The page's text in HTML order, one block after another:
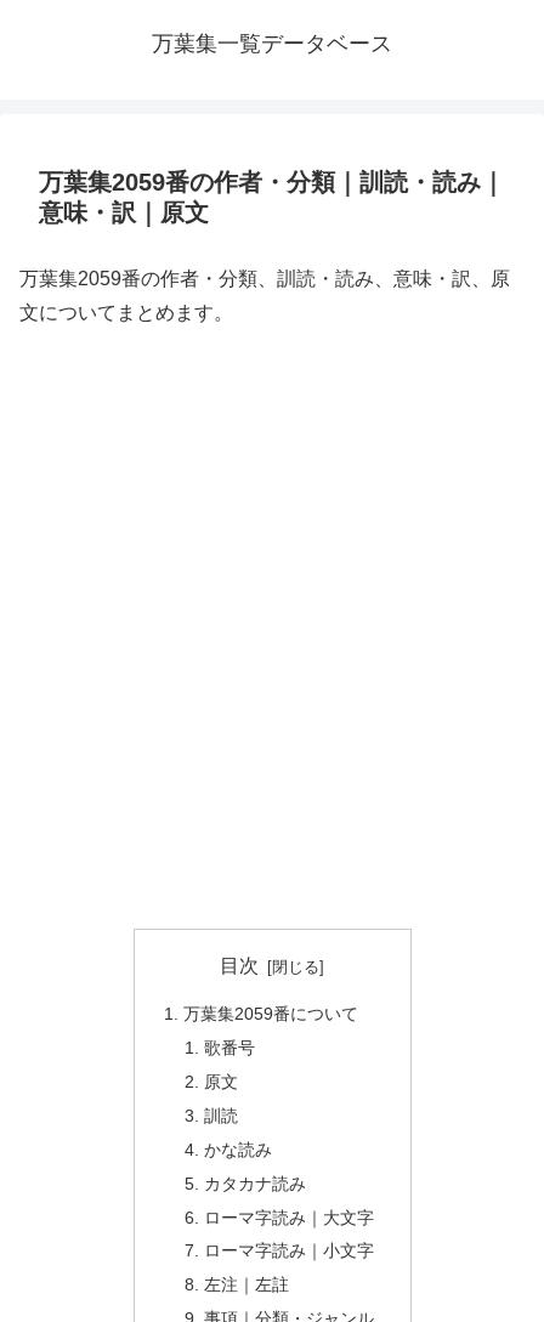
万葉集一覧データベース
万葉集2059番の作者・分類｜訓読・読み｜
意味・訳｜原文
万葉集2059番の作者・分類、訓読・読み、意味・訳、原
文についてまとめます。
目次
万葉集2059番について
歌番号
原文
訓読
かな読み
カタカナ読み
ローマ字読み｜大文字
ローマ字読み｜小文字
左注｜左註